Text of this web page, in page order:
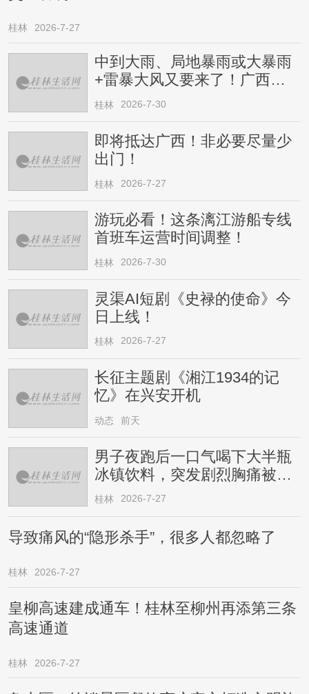
桂林 2026-7-27
中到大雨、局地暴雨或大暴雨
+雷暴大风又要来了！广西人
请注意
桂林 2026-7-30
即将抵达广西！非必要尽量少
出门！
桂林 2026-7-27
游玩必看！这条漓江游船专线
首班车运营时间调整！
桂林 2026-7-30
灵渠AI短剧《史禄的使命》今
日上线！
桂林 2026-7-27
长征主题剧《湘江1934的记
忆》在兴安开机
动态 前天
男子夜跑后一口气喝下大半瓶
冰镇饮料，突发剧烈胸痛被送
医！医生提醒→
桂林 2026-7-27
导致痛风的“隐形杀手”，很多人都忽略了
桂林 2026-7-27
皇柳高速建成通车！桂林至柳州再添第三条
高速通道
桂林 2026-7-27